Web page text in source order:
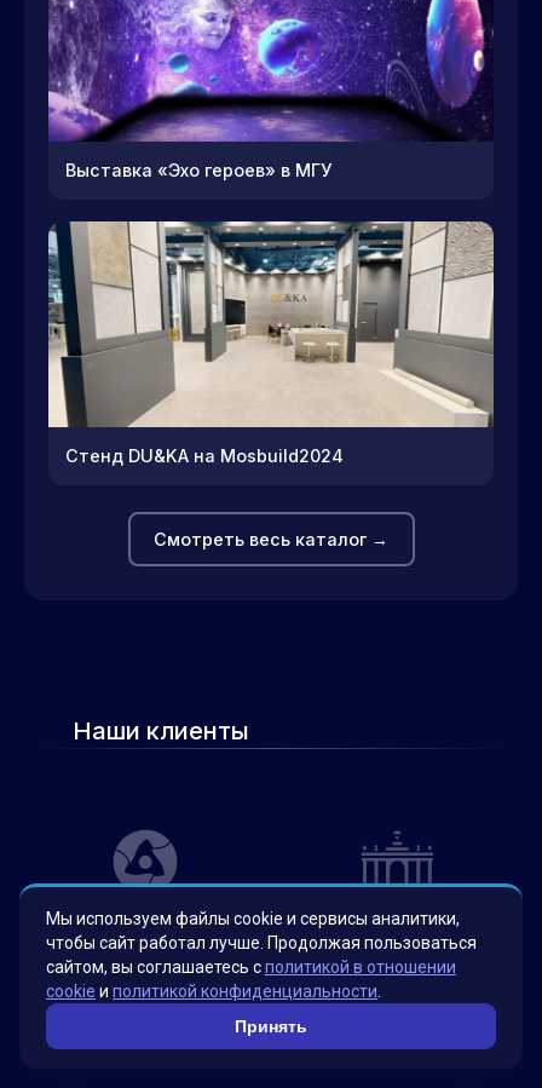
Выставка «Эхо героев» в МГУ
Стенд DU&KA на Mosbuild2024
Смотреть весь каталог →
Наши клиенты
Мы используем файлы cookie и сервисы аналитики,
чтобы сайт работал лучше. Продолжая пользоваться
сайтом, вы соглашаетесь сполитикой в отношении
cookie и политикой конфиденциальности
Принять